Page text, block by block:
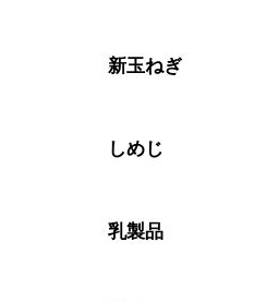
新玉ねぎ
しめじ
乳製品